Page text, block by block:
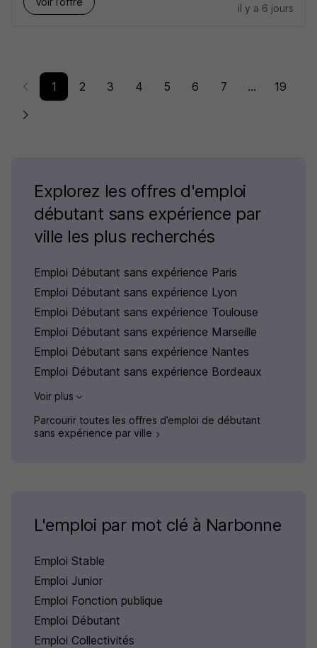
il y a 6 jours
1 2 3 4 5 6 7 ... 19
Explorez les offres d'emploi
débutant sans expérience par
ville les plus recherchés
Emploi Débutant sans expérience Paris
Emploi Débutant sans expérience Lyon
Emploi Débutant sans expérience Toulouse
Emploi Débutant sans expérience Marseille
Emploi Débutant sans expérience Nantes
Emploi Débutant sans expérience Bordeaux
Voir plus
Parcourir toutes les offres d’emploi de débutant
sans expérience par ville
L'emploi par mot clé à Narbonne
Emploi Stable
Emploi Junior
Emploi Fonction publique
Emploi Débutant
Emploi Collectivités